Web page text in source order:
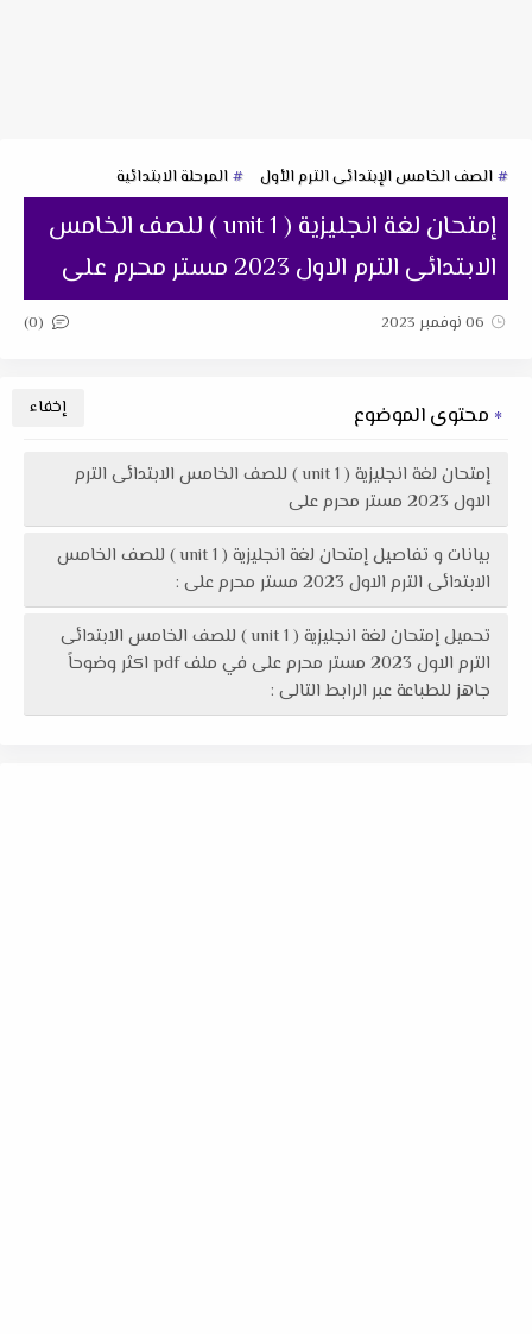
الصف الخامس الإبتدائى الترم الأول المرحلة الابتدائية
إمتحان لغة انجليزية ( unit 1 ) للصف الخامس
الابتدائى الترم الاول 2023 مستر محرم على
06 نوفمبر 2023 (0)
محتوى الموضوع
إمتحان لغة انجليزية ( unit 1 ) للصف الخامس الابتدائى الترم
الاول 2023 مستر محرم على
بيانات و تفاصيل إمتحان لغة انجليزية ( unit 1 ) للصف الخامس
الابتدائى الترم الاول 2023 مستر محرم على :
تحميل إمتحان لغة انجليزية ( unit 1 ) للصف الخامس الابتدائى
الترم الاول 2023 مستر محرم على في ملف pdf اكثر وضوحاً
جاهز للطباعة عبر الرابط التالى :